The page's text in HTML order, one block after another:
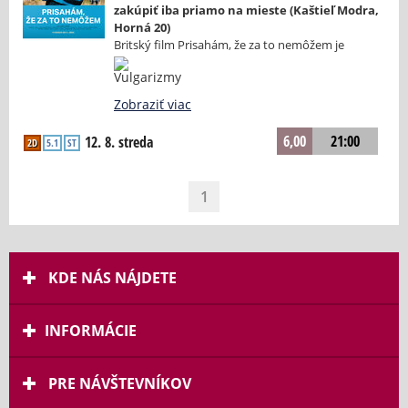
zakúpiť iba priamo na mieste (Kaštieľ Modra,
Horná 20)
Britský film Prisahám, že za to nemôžem je
natočený podľa skutočného príbehu Johna
Davidsona. Rozpráva intímny a silný príbeh o jeho
spočiatku bezstarostnom dospievaní, ktoré
skončilo krutým odcudzením, keď ho
nepochopený okolný svet odmieta a on tápavo
hľadá svoj vlastný život. Johnovo stretnutie s
sveta, v ktorom nachádza podporu, porozumenie
silu, nachádza aj radosť a schopnosť často vtipne
využiť svoje postihnutie na osvetu a pochopenie.
Možno si to všimne aj britská kráľovná. Režisér
Kirk Jones, ktorý film aj napísal a produkoval, sa
zameriava na skutočné životné skúsenosti a
morálne dilemy, ktoré sprevádzajú ľudí s
Tourettovým syndrómom a ich blízkych. Film
zdôrazňuje potrebu porozumenia a trpezlivosti,
ukazuje, ako malé gesto akceptácie môže
Zobraziť viac
2D 5.1 ST 12. 8. streda 6,00 21:00
1
KDE NÁS NÁJDETE
INFORMÁCIE
PRE NÁVŠTEVNÍKOV